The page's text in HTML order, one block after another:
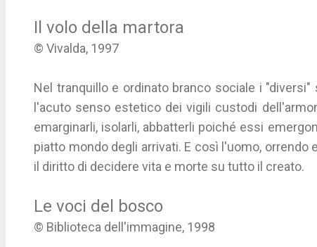
Il volo della martora
© Vivalda, 1997
Nel tranquillo e ordinato branco sociale i
l'acuto senso estetico dei vigili custodi
emarginarli, isolarli, abbatterli poiché essi
piatto mondo degli arrivati. E così l'uomo, orrendo
il diritto di decidere vita e morte su tutto il creato.
Le voci del bosco
© Biblioteca dell'immagine, 1998